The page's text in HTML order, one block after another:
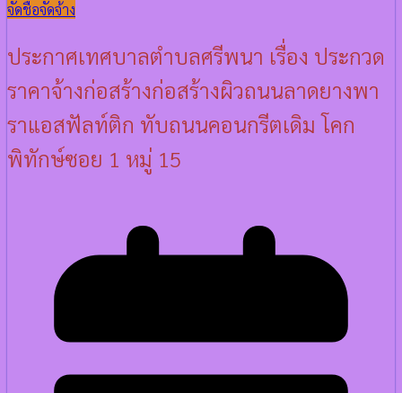
จัดชื้อจัดจ้าง
ประกาศเทศบาลตำบลศรีพนา เรื่อง ประกวด
ราคาจ้างก่อสร้างก่อสร้างผิวถนนลาดยางพา
ราแอสฟัลท์ติก ทับถนนคอนกรีตเดิม โคก
พิทักษ์ซอย 1 หมู่ 15